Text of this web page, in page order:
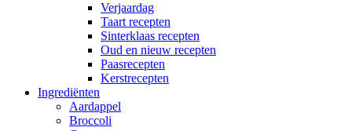
Verjaardag
Taart recepten
Sinterklaas recepten
Oud en nieuw recepten
Paasrecepten
Kerstrecepten
Ingrediënten
Aardappel
Broccoli